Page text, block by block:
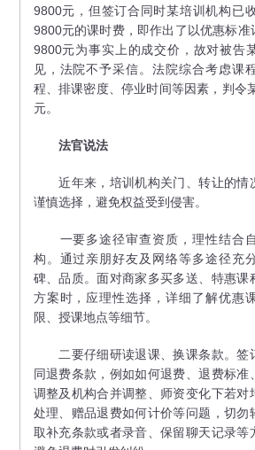
9800元，但签订合同时某培训机构已
9800元的课时费，即作出了以优惠标准
9800元为事实上的成交价，故对被告
见，法院不予采信。法院综合考虑课
程、排课密度、停业时间等因素，判令
元。
法官说法
近年来，培训机构关门、转让的情
谨慎选择，避免权益受到侵害。
一要多途径审查资质，理性结合
构。通过亲朋好友及网络等多途径充
碑、品质。面对商家多买多送、特惠课
方案时，应理性选择，详细了解优惠
限、授课地点等细节。
二要仔细研读退课、换课条款。签
同退费条款，例如如何退费、退费标准
调整及机构合并调整、师资变化下若对
处理、赠品退费如何计价等问题，切勿
取补充条款或者录音、保留聊天记录等